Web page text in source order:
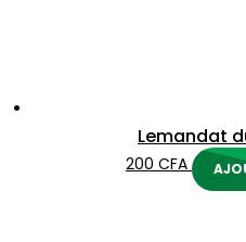
Lemandat
200 CFA